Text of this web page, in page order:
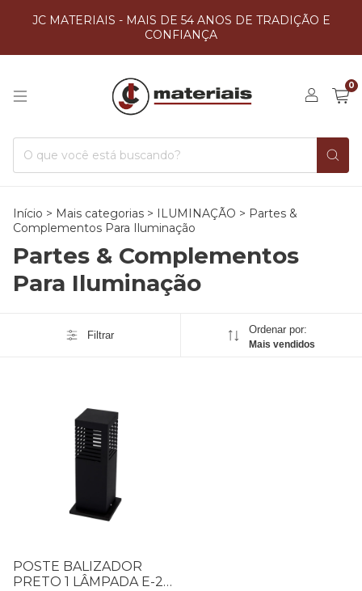
JC MATERIAIS - MAIS DE 54 ANOS DE TRADIÇÃO E
CONFIANÇA
0
Início > Mais categorias > ILUMINAÇÃO > Partes &
Complementos Para Iluminação
Partes & Complementos
Para Iluminação
Filtrar Ordenar por:
Mais vendidos
POSTE BALIZADOR
PRETO 1 LÂMPADA E-27